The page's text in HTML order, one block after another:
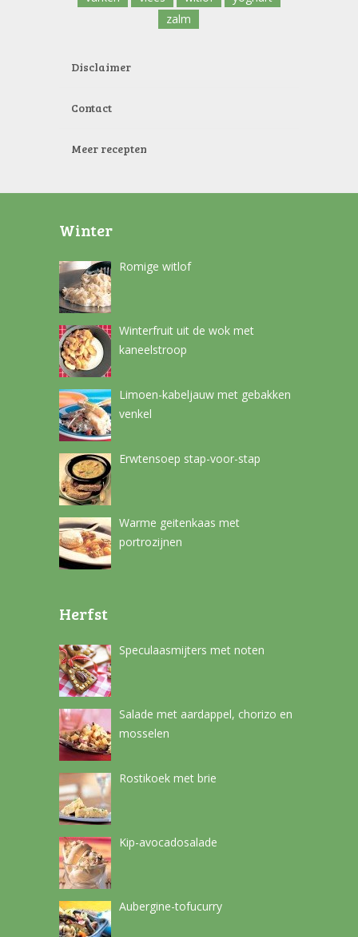
zalm
Disclaimer
Contact
Meer recepten
Winter
Romige witlof
Winterfruit uit de wok met
kaneelstroop
Limoen-kabeljauw met gebakken
venkel
Erwtensoep stap-voor-stap
Warme geitenkaas met
portrozijnen
Herfst
Speculaasmijters met noten
Salade met aardappel, chorizo en
mosselen
Rostikoek met brie
Kip-avocadosalade
Aubergine-tofucurry